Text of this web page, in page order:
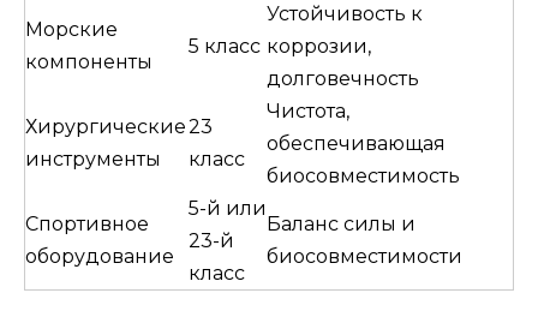
Морские
компоненты
5 класс
Устойчивость к
коррозии,
долговечность
Хирургические
инструменты
23
класс
Чистота,
обеспечивающая
биосовместимость
Спортивное
оборудование
5-й или
23-й
класс
Баланс силы и
биосовместимости